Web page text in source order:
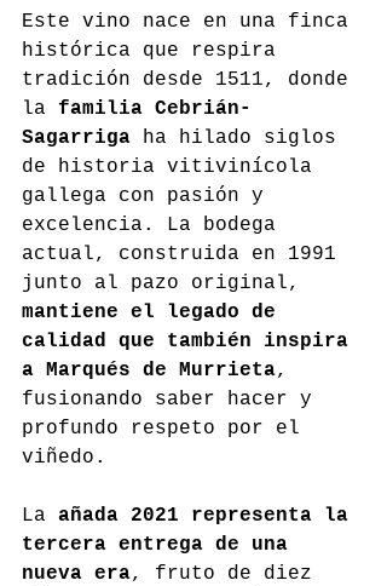
Este vino nace en una finca
histórica que respira
tradición desde 1511, donde
la familia Cebrián-
Sagarriga ha hilado siglos
de historia vitivinícola
gallega con pasión y
excelencia. La bodega
actual, construida en 1991
junto al pazo original,
mantiene el legado de
calidad que también inspira
a Marqués de Murrieta,
fusionando saber hacer y
profundo respeto por el
viñedo.
La añada 2021 representa la
tercera entrega de una
nueva era, fruto de diez